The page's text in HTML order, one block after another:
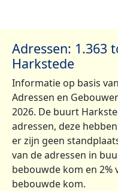
Adressen: 1.363
Harkstede
Informatie op basis
Adressen en
2026. De buurt
adressen, deze
er zijn geen
van de adressen in
bebouwde kom en 2%
bebouwde kom.